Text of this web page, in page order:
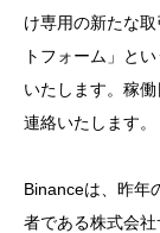
け専用の新たな
トフォーム」と
いたします。稼
連絡いたします。
Binanceは、昨年
者である株式会